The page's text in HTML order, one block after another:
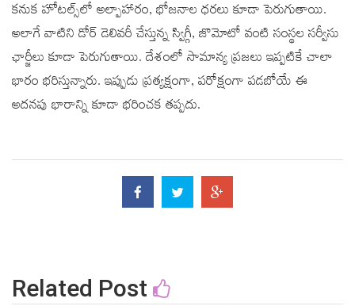
కనుక హోటల్స్‌లో అల్పాహారం, భోజనాల ధరలు కూడా పెరుగుతాయి.
అలాగే వాటిని డోర్ డెలివరీ చేస్తున్న స్విగ్గీ, జొమోటో వంటి సంస్థల సర్వీసు
ఛార్జీలు కూడా పెరుగుతాయి. దేశంలో సామాన్య ప్రజలు ఇప్పటికే చాలా
భారం భరిస్తున్నారు. ఇప్పుడు ప్రత్యక్షంగా, పరోక్షంగా పడబోయే ఈ
అదనపు భారాన్ని కూడా భరించక తప్పదు.
Related Post